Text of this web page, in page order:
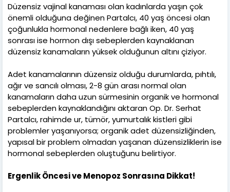
Düzensiz vajinal kanaması olan kadınlarda yaşın çok
önemli olduğuna değinen Partalcı, 40 yaş öncesi olan
çoğunlukla hormonal nedenlere bağlı iken, 40 yaş
sonrası ise hormon dışı sebeplerden kaynaklanan
düzensiz kanamaların yüksek olduğunun altını çiziyor.
Adet kanamalarının düzensiz olduğu durumlarda, pıhtılı,
ağır ve sancılı olması, 2-8 gün arası normal olan
kanamaların daha uzun sürmesinin organik ve hormonal
sebeplerden kaynaklandığını aktaran Op. Dr. Serhat
Partalcı, rahimde ur, tümör, yumurtalık kistleri gibi
problemler yaşanıyorsa; organik adet düzensizliğinden,
yapısal bir problem olmadan yaşanan düzensizliklerin ise
hormonal sebeplerden oluştuğunu belirtiyor.
Ergenlik Öncesi ve Menopoz Sonrasına Dikkat!